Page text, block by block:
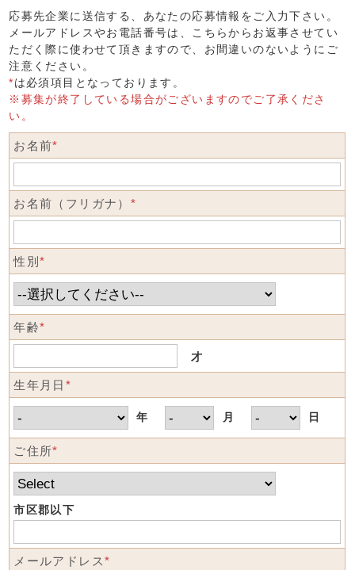
応募先企業に送信する、あなたの応募情報をご入力下さい。
メールアドレスやお電話番号は、こちらからお返事させてい
ただく際に使わせて頂きますので、お間違いのないようにご
注意ください。
*は必須項目となっております。
※募集が終了している場合がございますのでご了承くださ
い。
お名前*
お名前（フリガナ） *
性別*
年齢*
才
生年月日 *
年 月 日
ご住所*
市区郡以下
メールアドレス*